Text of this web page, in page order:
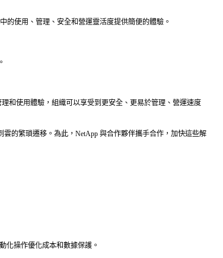
使用、管理、安全和營運靈活度提供簡便的體驗。
理和使用體驗，組織可以享受到更安全、更易於管理、營運速度
的繁瑣遷移。為此，NetApp 與合作夥伴攜手合作，加快這些解
化操作優化成本和數據保護。